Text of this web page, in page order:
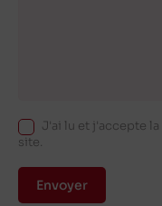
J'ai lu et j'accepte la
site.
Envoyer